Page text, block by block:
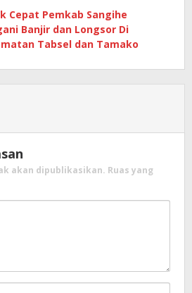
Cepat Pemkab Sangihe
Banjir dan Longsor Di
Tabsel dan Tamako
akan dipublikasikan. Ruas yang